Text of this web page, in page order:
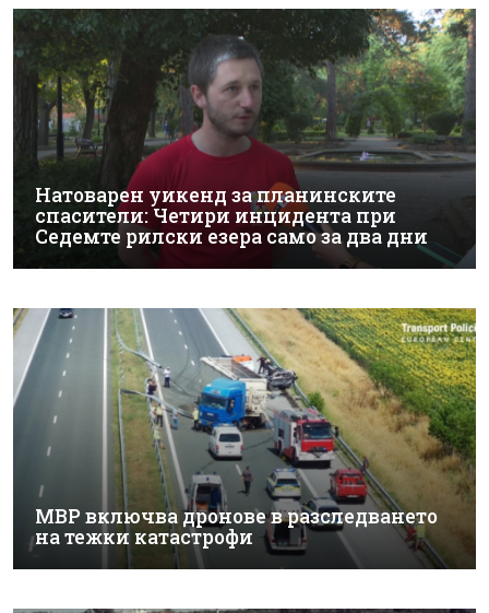
Натоварен уикенд за планинските
спасители: Четири инцидента при
Седемте рилски езера само за два дни
МВР включва дронове в разследването
на тежки катастрофи